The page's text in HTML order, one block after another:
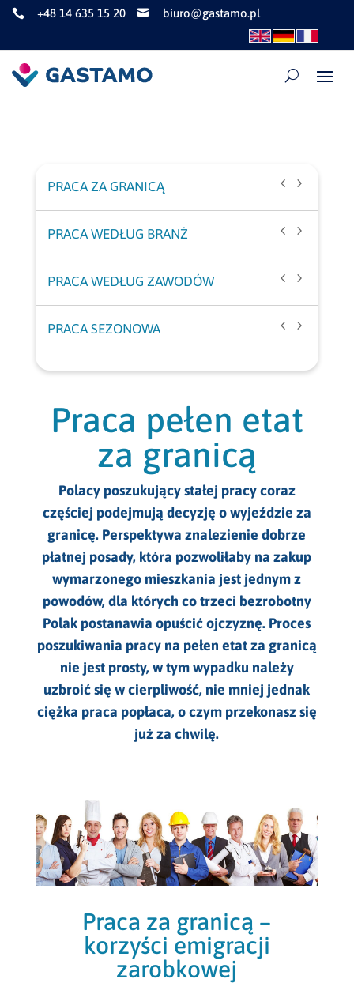
 +48 14 635 15 20  biuro@gastamo.pl
PRACA ZA GRANICĄ
Praca pełen etat w Austrii
Praca pełen etat w Holandii
Praca pełen etat za granicą
Praca w Austrii bez języka
Praca w Niemczech bez języka
Praca dla par w Niemczech
PRACA WEDŁUG BRANŻ
Praca w gastronomii Austria
Praca w gastronomii Niemcy
Praca w IT Niemcy
Praca w opiece medycznej Niemcy
Praca w przemyśle Niemcy
Praca na produkcji Niemcy
Praca w rolnictwie Niemcy
PRACA WEDŁUG ZAWODÓW
Praca dla kucharzy w Austrii
Praca dla elektryków Niemcy
Praca dla opiekunek Niemcy
Praca dla pokojówek Niemcy
Praca dla ślusarzy Niemcy
Praca dla kobiet Niemcy
Praca dla mężczyzn Niemcy
PRACA SEZONOWA
Praca sezonowa w Austrii
Praca sezonowa w Belgii
Praca sezonowa w Holandii
Praca sezonowa w Niemczech
Praca sezonowa Norwegia
Praca sezonowa bez kwalifikacji
Praca sezonowa dla studentów
Praca sezonowa Hiszpania
Praca sezonowa za granicą
Praca pełen etat
za granicą
Polacy poszukujący stałej pracy coraz
częściej podejmują decyzję o wyjeździe za
granicę. Perspektywa znalezienie dobrze
płatnej posady, która pozwoliłaby na zakup
wymarzonego mieszkania jest jednym z
powodów, dla których co trzeci bezrobotny
Polak postanawia opuścić ojczyznę. Proces
poszukiwania pracy na pełen etat za granicą
nie jest prosty, w tym wypadku należy
uzbroić się w cierpliwość, nie mniej jednak
ciężka praca popłaca, o czym przekonasz się
już za chwilę.
Praca za granicą –
korzyści emigracji
zarobkowej